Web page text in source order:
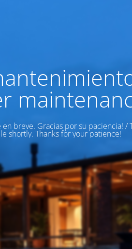
breve. Gracias por su paciencia! /
shortly. Thanks for your patience!